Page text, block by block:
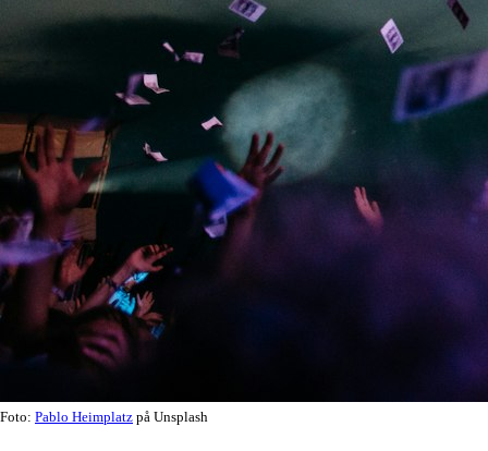
Foto: Pablo Heimplatz på Unsplash